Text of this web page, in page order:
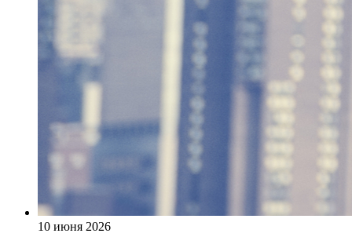
10 июня 2026